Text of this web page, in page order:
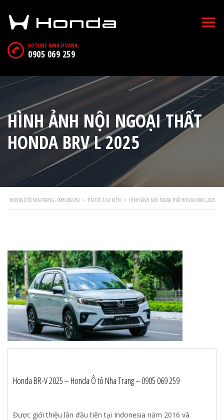
HOTLINE KINH DOANH:
0905 069 259
HÌNH ẢNH NỘI NGOẠI THẤT
HONDA BRV L 2025
HONDA Ô TÔ NHA TRANG - 0905 069 259 > TIN TỨC & SỰ KIỆN > HÌNH ẢNH NỘI NGOẠI THẤT HONDA BRV L 2025
Honda BR-V 2025 – Honda Ô tô Nha Trang – 0905 069 259
Được giới thiệu lần đầu tiên tại Indonesia năm 2016 và